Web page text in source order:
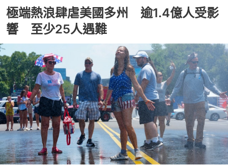
極端熱浪肆虐美國多州 逾1.4億人受影
響 至少25人遇難